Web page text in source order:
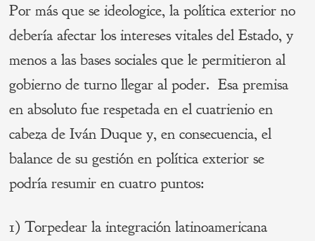
Por más que se ideologice, la política exterior no
debería afectar los intereses vitales del Estado, y
menos a las bases sociales que le permitieron al
gobierno de turno llegar al poder. Esa premisa
en absoluto fue respetada en el cuatrienio en
cabeza de Iván Duque y, en consecuencia, el
balance de su gestión en política exterior se
podría resumir en cuatro puntos:
1) Torpedear la integración latinoamericana